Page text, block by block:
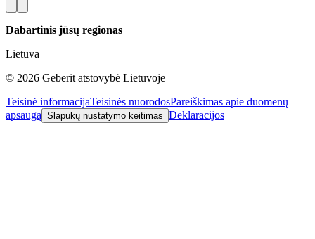
Dabartinis jūsų regionas
Lietuva
© 2026 Geberit atstovybė Lietuvoje
Teisinė informacijaTeisinės nuorodosPareiškimas apie duomenų
apsaugą Slapukų nustatymo keitimas Deklaracijos